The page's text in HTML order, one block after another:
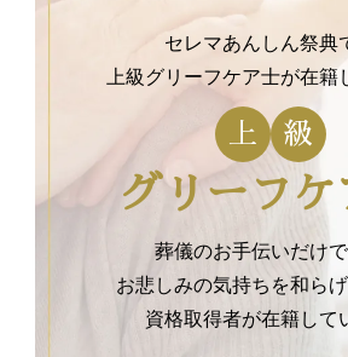
セレマあんしん祭典
上級グリーフケア士が在籍
上 級
グリーフケ
葬儀のお手伝いだけで
お悲しみの気持ちを和ら
資格取得者が在籍して